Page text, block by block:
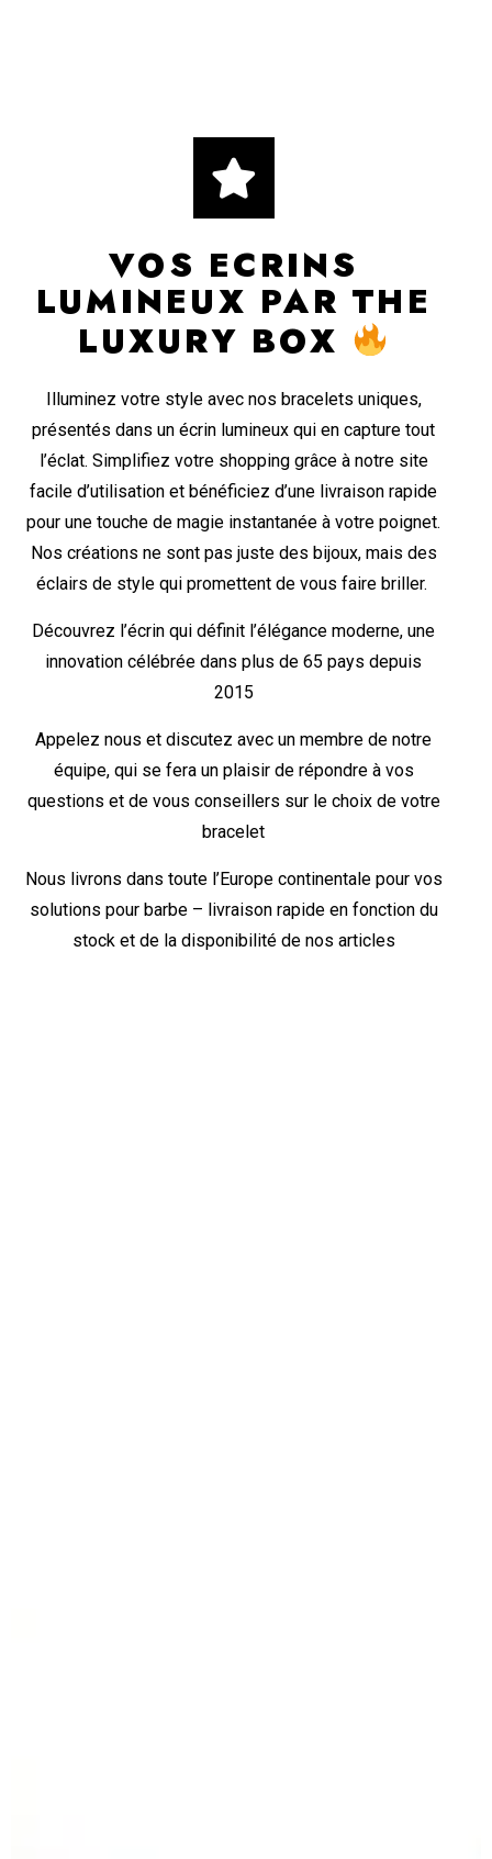
VOS ECRINS
LUMINEUX PAR THE
LUXURY BOX
Illuminez votre style avec nos bracelets uniques,
présentés dans un écrin lumineux qui en capture tout
l’éclat. Simplifiez votre shopping grâce à notre site
facile d’utilisation et bénéficiez d’une livraison rapide
pour une touche de magie instantanée à votre poignet.
Nos créations ne sont pas juste des bijoux, mais des
éclairs de style qui promettent de vous faire briller.
Découvrez l’écrin qui définit l’élégance moderne, une
innovation célébrée dans plus de 65 pays depuis
2015
Appelez nous et discutez avec un membre de notre
équipe, qui se fera un plaisir de répondre à vos
questions et de vous conseillers sur le choix de votre
bracelet
Nous livrons dans toute l’Europe continentale pour vos
solutions pour barbe – livraison rapide en fonction du
stock et de la disponibilité de nos articles